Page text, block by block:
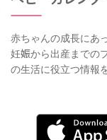
赤ちゃんの成長にあ
妊娠から出産までの
の生活に役立つ情報